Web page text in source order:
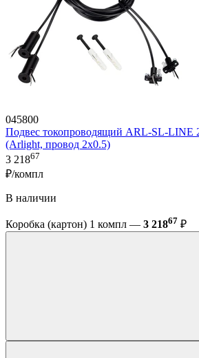
045800
Подвес токопроводящий ARL-SL-LINE
(Arlight, провод 2x0.5)
3 21867
₽/компл
В наличии
Коробка (картон) 1 компл — 3 21867 ₽